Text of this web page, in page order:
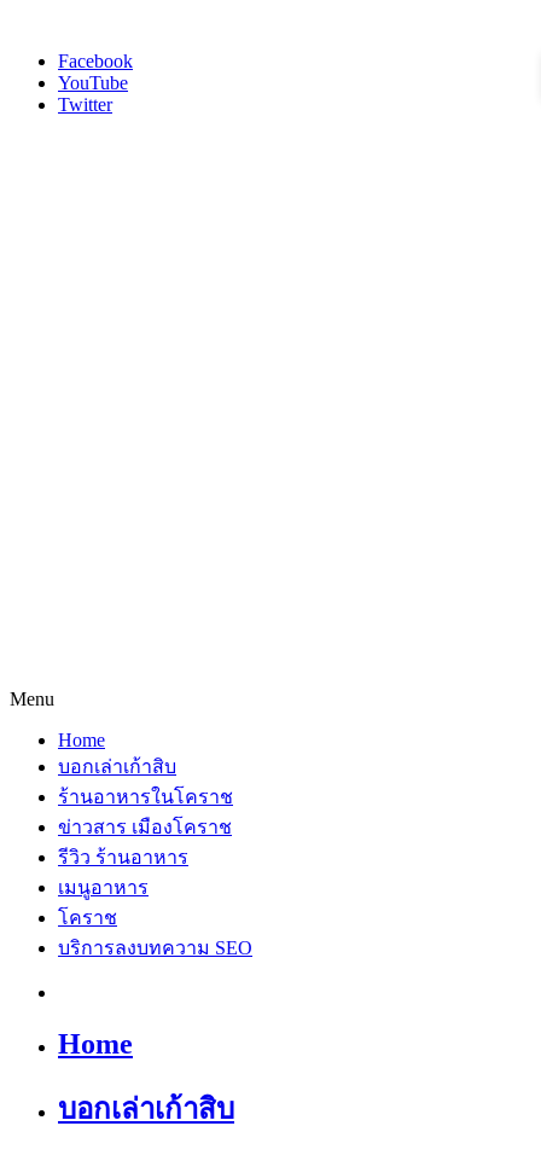
Facebook
YouTube
Twitter
Menu
Home
บอกเล่าเก้าสิบ
ร้านอาหารในโคราช
ข่าวสาร เมืองโคราช
รีวิว ร้านอาหาร
เมนูอาหาร
โคราช
บริการลงบทความ SEO
Home
บอกเล่าเก้าสิบ